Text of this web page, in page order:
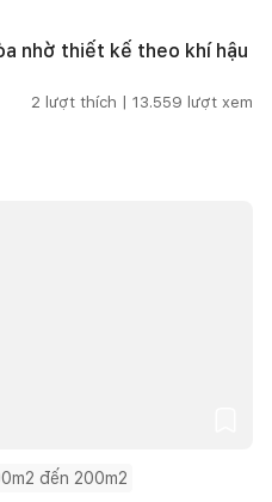
nhờ thiết kế theo khí hậu
2 lượt thích | 13.559 lượt xem
đến 200m2